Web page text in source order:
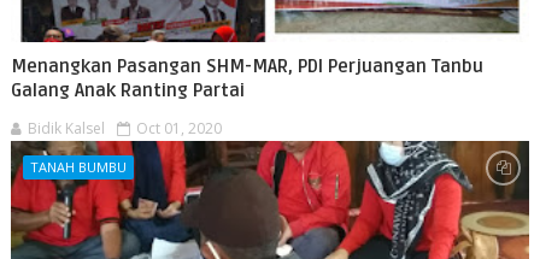
Menangkan Pasangan SHM-MAR, PDI Perjuangan Tanbu
Galang Anak Ranting Partai
Bidik Kalsel Oct 01, 2020
TANAH BUMBU